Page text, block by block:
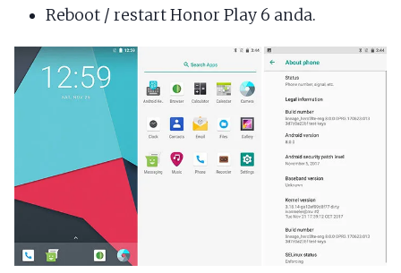
Reboot / restart Honor Play 6 anda.